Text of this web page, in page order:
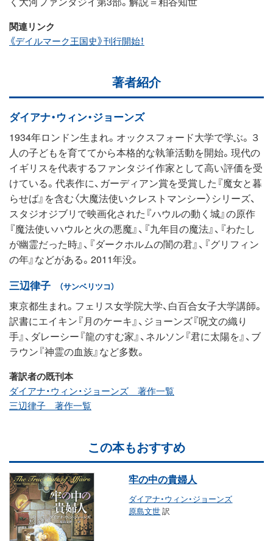
関連リンク
《デイルマーク王国史》刊行開始！
著者紹介
ダイアナ・ウィン・ジョーンズ
1934年ロンドン生まれ。オックスフォード大学で学ぶ。３
人の子どもを育ててから本格的な執筆活動を開始。現代の
イギリスを代表するファンタジイ作家として高い評価を受
けている。代表作に、ガーディアン賞を受賞した『魔女と暮
らせば』を含む〈大魔法使いクレストマンシー〉シリーズ、
スタジオジブリで映画化された『ハウルの動く城』の原作
『魔法使いハウルと火の悪魔』、『九年目の魔法』、『わたし
が幽霊だった時』、『ダークホルムの闇の君』、『グリフィン
の年』などがある。2011年没。
三辺律子 （サンベリツコ）
東京都生まれ。フェリス女学院大学、白百合女子大学講師。
訳書にエイキン『月のケーキ』、ジョーンズ『呪文の織り
手』、ダレーシー『龍のすむ家』、ネルソン『君に太陽を』、ブ
ラウン『神霊の血族』など多数。
著訳者の既刊本
ダイアナ・ウィン・ジョーンズ 著作一覧
三辺律子 著作一覧
この本もおすすめ
牢の中の貴婦人
ダイアナ・ウィン・ジョーンズ
原島文世訳